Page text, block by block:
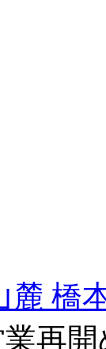
麓 橋
再